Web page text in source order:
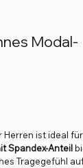
Modal-
ist ideal
Spandex-Anteil
Tragegefühl